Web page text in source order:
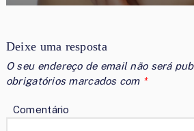
Deixe uma resposta
O seu endereço de email não será
obrigatórios marcados com *
Comentário